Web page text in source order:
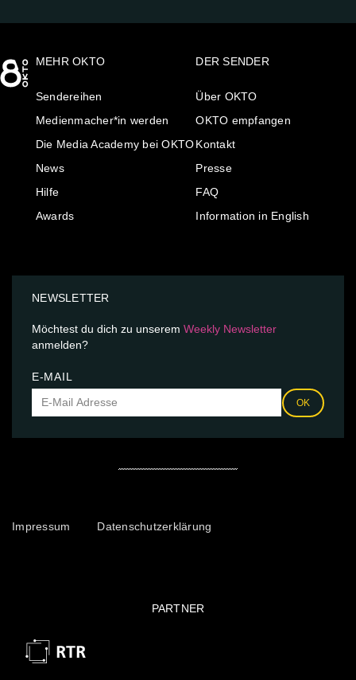
MEHR OKTO
Sendereihen
Medienmacher*in werden
Die Media Academy bei OKTO
News
Hilfe
Awards
DER SENDER
Über OKTO
OKTO empfangen
Kontakt
Presse
FAQ
Information in English
NEWSLETTER
Möchtest du dich zu unserem Weekly Newsletter
anmelden?
E-MAIL
OK
Impressum Datenschutzerklärung
PARTNER